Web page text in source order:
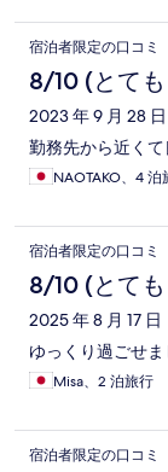
宿泊者限定の口コミ
8/10 (とて
2023 年 9 月 28 日
勤務先から近くて
NAOTAKO、4 泊
宿泊者限定の口コミ
8/10 (とて
2025 年 8 月 17 日
ゆっくり過ごせ
Misa、2 泊旅行
宿泊者限定の口コミ